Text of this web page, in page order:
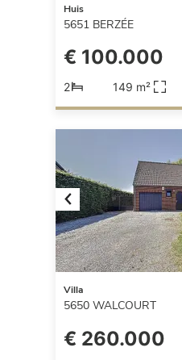
Huis
5651 BERZÉE
€ 100.000
2 149 m²
Previous
Villa
5650 WALCOURT
€ 260.000